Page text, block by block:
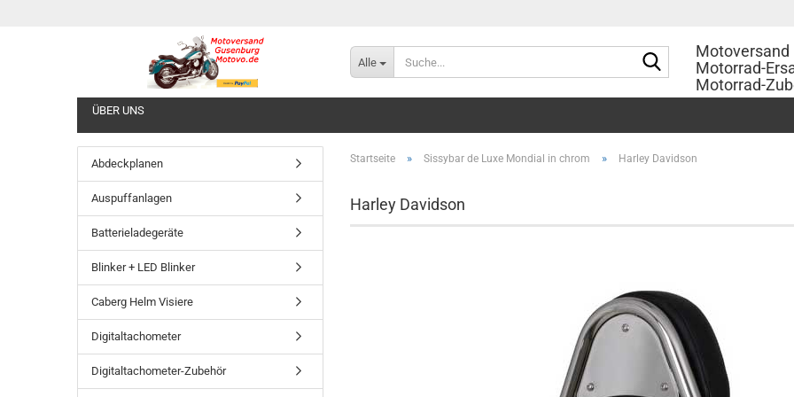
Alle
Suche...Motoversand
Motorrad-
Motorrad-
ÜBER UNS
Startseite » Sissybar de Luxe Mondial in chrom » Harley Davidson
Harley Davidson
Abdeckplanen
Auspuffanlagen
Batterieladegeräte
Blinker + LED Blinker
Caberg Helm Visiere
Digitaltachometer
Digitaltachometer-Zubehör